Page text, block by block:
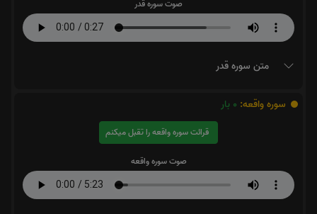
صوت سوره قدر
متن سوره قدر
سوره واقعه: 0 بار
قرائت سوره واقعه را تقبل میکنم
صوت سوره واقعه